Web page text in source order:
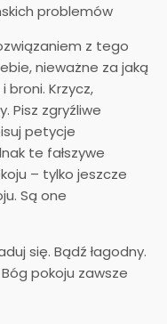
problemów
z tego
nieważne za jaką
broni. Krzycz,
Pisz zgryźliwe
petycje
te fałszywe
– tylko jeszcze
Są one
się. Bądź łagodny.
pokoju zawsze